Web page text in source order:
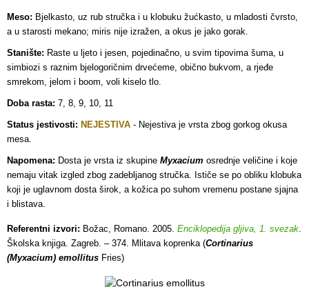
Meso: Bjelkasto, uz rub stručka i u klobuku žućkasto, u mladosti čvrsto,
a u starosti mekano; miris nije izražen, a okus je jako gorak.
Stanište: Raste u ljeto i jesen, pojedinačno, u svim tipovima šuma, u
simbiozi s raznim bjelogoričnim drvećeme, obično bukvom, a rjeđe
smrekom, jelom i boom, voli kiselo tlo.
Doba rasta: 7, 8, 9, 10, 11
Status jestivosti: NEJESTIVA - Nejestiva je vrsta zbog gorkog okusa
mesa.
Napomena: Dosta je vrsta iz skupine Myxacium osrednje veličine i koje
nemaju vitak izgled zbog zadebljanog stručka. Ističe se po obliku klobuka
koji je uglavnom dosta širok, a kožica po suhom vremenu postane sjajna
i blistava.
Referentni izvori: Božac, Romano. 2005. Enciklopedija gljiva, 1. svezak.
Školska knjiga. Zagreb. – 374. Mlitava koprenka (Cortinarius
(Myxacium) emollitus Fries)